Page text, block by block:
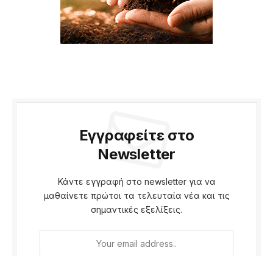
Εγγραφείτε στο
Newsletter
Κάντε εγγραφή στο newsletter για να
μαθαίνετε πρώτοι τα τελευταία νέα και τις
σημαντικές εξελίξεις.